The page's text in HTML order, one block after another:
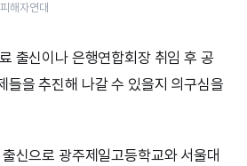
해자연대
출신이나 은행연합회장 취임 후 공
들을 추진해 나갈 수 있을지 의구심을
신으로 광주제일고등학교와 서울대